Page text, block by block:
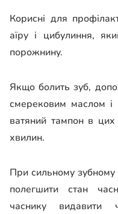
Корисні для
аїру і цибулиння,
порожнину.
Якщо болить зуб,
смерековим маслом
ватяний тампон в цих
хвилин.
При сильному
полегшити стан
часнику видавити